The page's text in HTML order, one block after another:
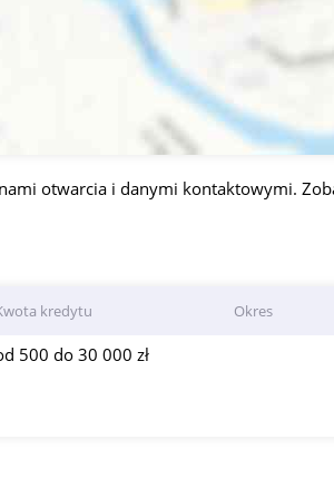
otwarcia i danymi kontaktowymi.
kredytu Okres
500 do 30 000 zł